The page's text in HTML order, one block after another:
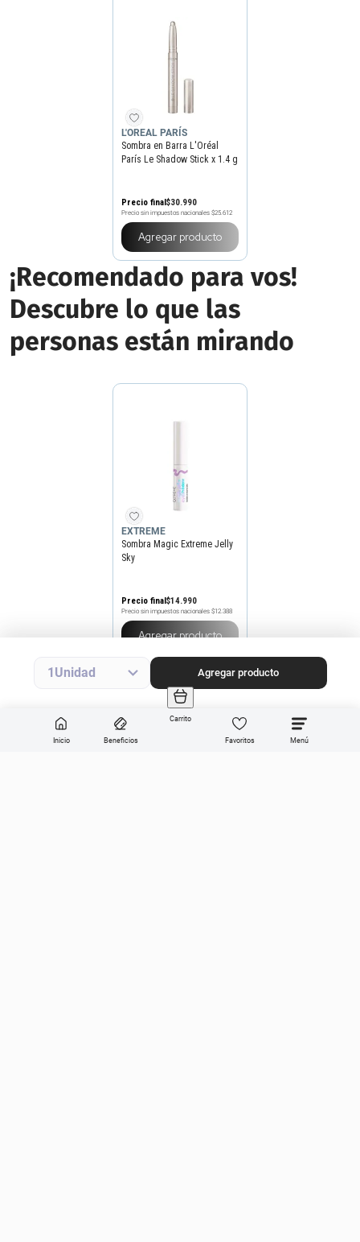
Inicio Beneficios
Carrito
Favoritos
1 Agregar producto
L'OREAL PARÍS
Sombra en Barra L'Oréal
París Le Shadow Stick x 1.4 g
Precio final$30.990
Precio sin impuestos nacionales $25.612
Agregar producto
¡Recomendado para vos!
Descubre lo que las
personas están mirando
EXTREME
Sombra Magic Extreme Jelly
Sky
Precio final$14.990
Precio sin impuestos nacionales $12.388
Agregar producto